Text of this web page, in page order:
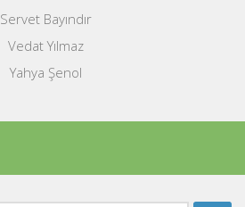
Servet Bayındır
Vedat Yılmaz
Yahya Şenol